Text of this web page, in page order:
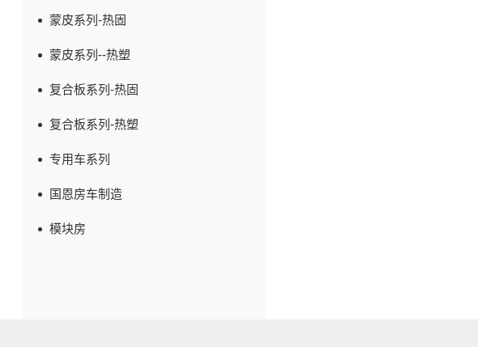
蒙皮系列-热固
蒙皮系列--热塑
复合板系列-热固
复合板系列-热塑
专用车系列
国恩房车制造
模块房